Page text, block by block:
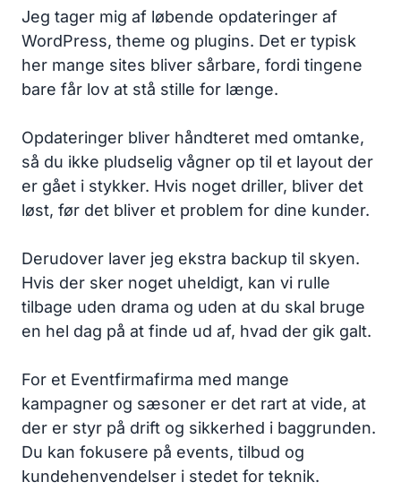
Jeg tager mig af løbende opdateringer af
WordPress, theme og plugins. Det er typisk
her mange sites bliver sårbare, fordi tingene
bare får lov at stå stille for længe.
Opdateringer bliver håndteret med omtanke,
så du ikke pludselig vågner op til et layout der
er gået i stykker. Hvis noget driller, bliver det
løst, før det bliver et problem for dine kunder.
Derudover laver jeg ekstra backup til skyen.
Hvis der sker noget uheldigt, kan vi rulle
tilbage uden drama og uden at du skal bruge
en hel dag på at finde ud af, hvad der gik galt.
For et Eventfirmafirma med mange
kampagner og sæsoner er det rart at vide, at
der er styr på drift og sikkerhed i baggrunden.
Du kan fokusere på events, tilbud og
kundehenvendelser i stedet for teknik.